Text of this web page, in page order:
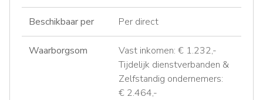
Beschikbaar per Per direct
Waarborgsom
Vast inkomen: € 1.232,-
Tijdelijk dienstverbanden &
Zelfstandig ondernemers:
€ 2.464,-